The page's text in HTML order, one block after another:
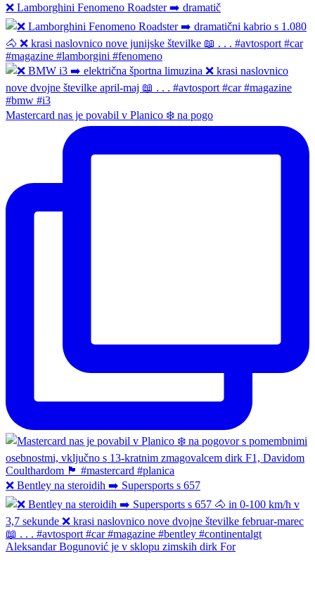
❌ Lamborghini Fenomeno Roadster ➡️ dramatič
Mastercard nas je povabil v Planico ❄️ na pogo
❌ Bentley na steroidih ➡️ Supersports s 657
Aleksandar Bogunović je v sklopu zimskih dirk For